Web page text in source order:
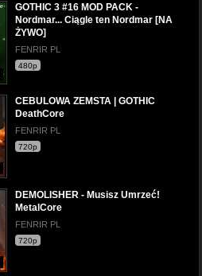
GOTHIC 3 #16 MOD PACK -
Nordmar... Ciągle ten Nordmar [NA
ŻYWO]
FENRIR PL
480p
CEBULOWA ZEMSTA | GOTHIC
DeathCore
FENRIR PL
720p
DEMOLISHER - Musisz Umrzeć!
MetalCore
FENRIR PL
720p